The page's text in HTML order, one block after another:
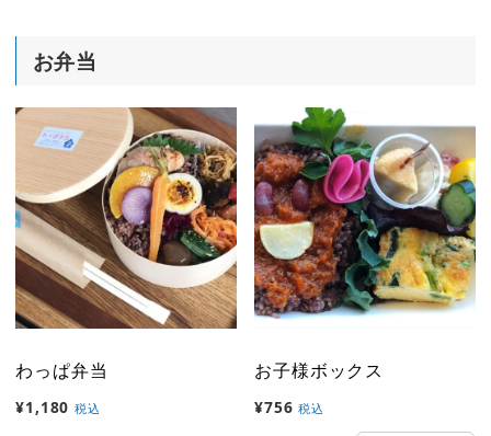
リ
バ
リ
ー
個
お弁当
わっぱ弁当
¥1,180 税込
お子様ボックス
¥756 税込